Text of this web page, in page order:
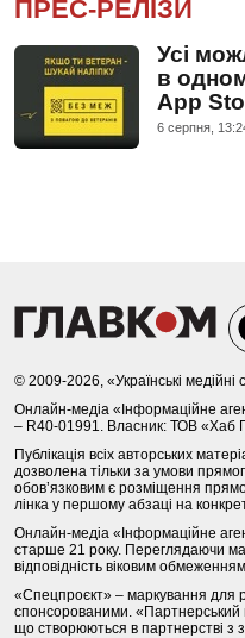
ПРЕС-РЕЛІЗИ
Усі
в
App
6 серпня,
© 2009-2026, «Українські
Онлайн-медіа «Інформаційне
– R40-01991. Власник: ТОВ «Хаб
Публікація всіх авторських
дозволена тільки за умови
обов’язковим є розміщення
лінка у першому абзаці на
Онлайн-медіа «Інформаційне
старше 21 року. Переглядаючи
відповідність віковим обмеженням.
«Спецпроєкт» – маркування для
спонсорованими. «Партнерський
що створюються в партнерстві з